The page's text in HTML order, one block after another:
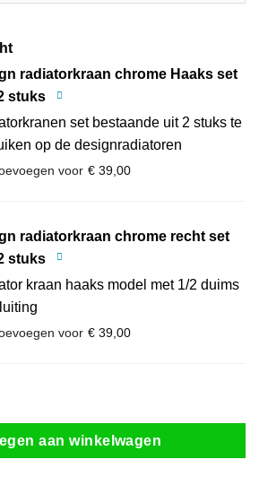
radiatorkraan chrome Haaks set
stuks
set bestaande uit 2 stuks te
op de designradiatoren
voor € 39,00
radiatorkraan chrome recht set
stuks
kraan haaks model met 1/2 duims
voor € 39,00
aan winkelwagen